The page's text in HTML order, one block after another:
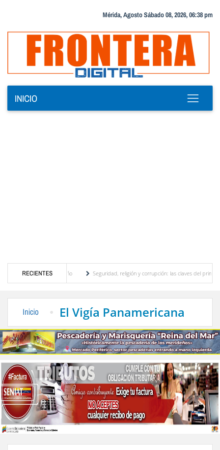
Mérida, Agosto Sábado 08, 2026, 06:38 pm
INICIO
RECIENTES
turístico merideño
Seguridad, religión y corrupción: las claves del primer
Inicio El Vigía Panamericana